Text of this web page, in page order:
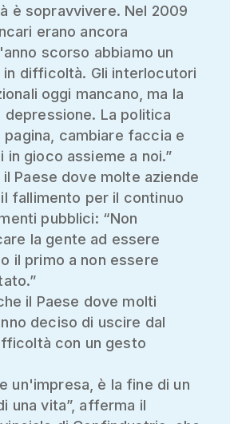
è sopravvivere. Nel 2009
erano ancora
scorso abbiamo un
in difficoltà. Gli interlocutori
oggi mancano, ma la
La politica
cambiare faccia e
gioco assieme a noi.”
il Paese dove molte aziende
fallimento per il continuo
pubblici: “Non
la gente ad essere
il primo a non essere
il Paese dove molti
deciso di uscire dal
con un gesto
un'impresa, è la fine di un
una vita”, afferma il